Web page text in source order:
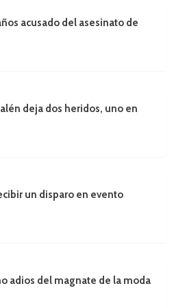
acusado del asesinato de
deja dos heridos, uno en
un disparo en evento
adios del magnate de la moda